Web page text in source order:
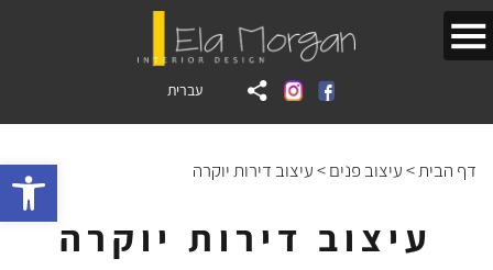
עברית
דף הבית>עיצוב פנים>עיצוב דירות יוקרה
עיצוב דירות יוקרה